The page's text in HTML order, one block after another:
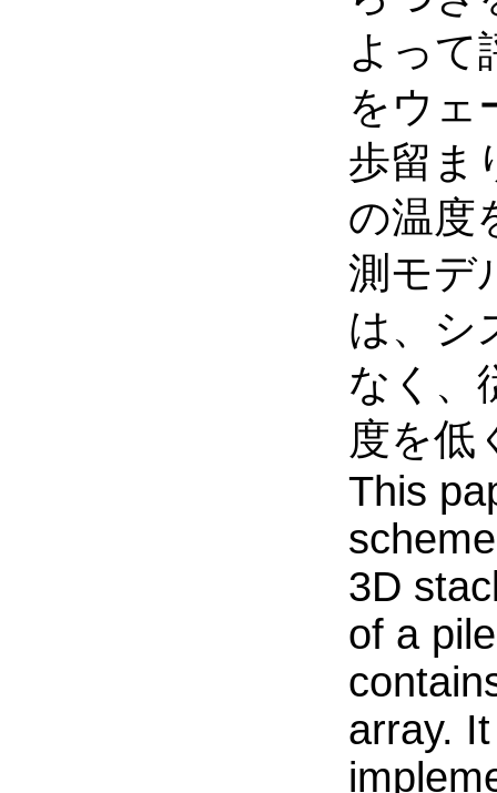
よって
をウェ
歩留ま
の温度
測モデ
は、シ
なく、
度を
This
3D
of a
array.